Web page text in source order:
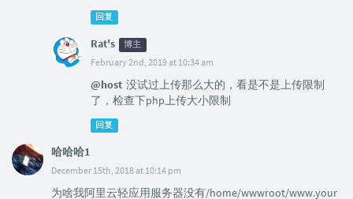
回复
Rat's 博主
February 2nd, 2019 at 10:34 am
@host 没试过上传那么大的，看是不是上传限制
了，检查下php上传大小限制
回复
哈哈哈1
December 15th, 2018 at 10:14 pm
为啥我阿里云轻应用服务器没有/home/wwwroot/www.your